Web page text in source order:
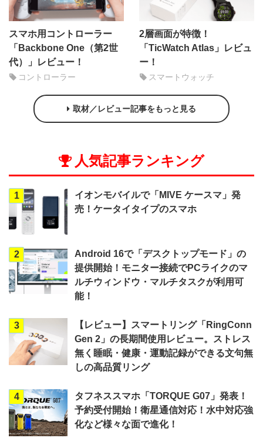
スマホ用コントローラー
「Backbone One（第2世
代）」レビュー！
コントローラー
2層画面が特徴！
「TicWatch Atlas」レビュ
ー！
スマートウォッチ
取材／レビュー記事をもっと見る
人気記事ランキング
1
イオンモバイルで「MIVE ケースマ」発
売！ケータイタイプのスマホ
2
Android 16で「デスクトップモード」の
提供開始！モニター接続でPCライクのマ
ルチウィンドウ・マルチタスクが利用可
能！
3
【レビュー】スマートリング「RingConn
Gen 2」の長期間使用レビュー。ストレス
無く睡眠・健康・運動記録ができる文句無
しの高品質リング
4
タフネススマホ「TORQUE G07」発表！
予約受付開始！衛星通信対応！水中対応強
化など様々な面で進化！